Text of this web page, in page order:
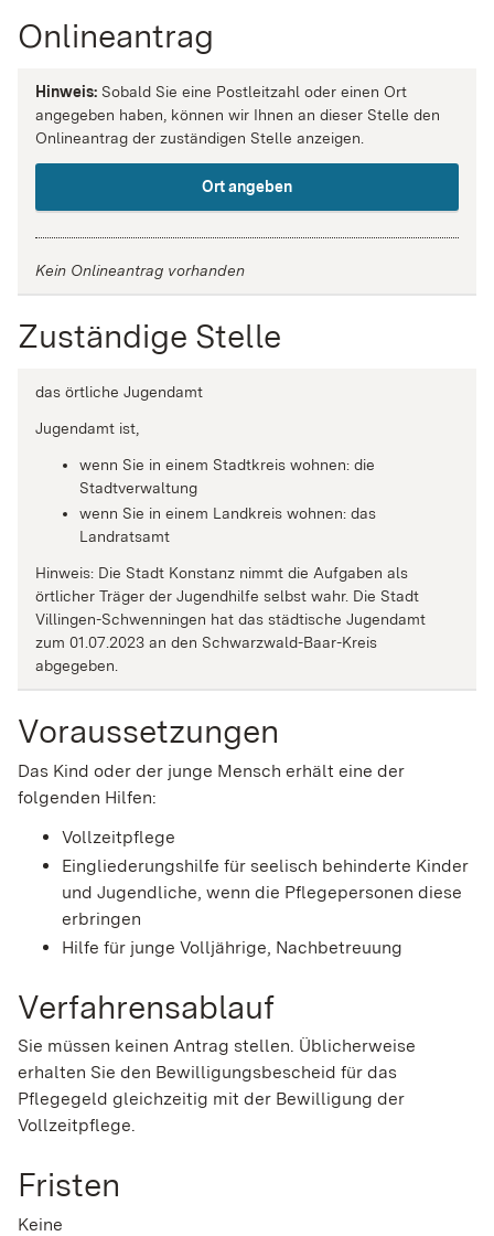
Onlineantrag
Hinweis: Sobald Sie eine Postleitzahl oder einen Ort
angegeben haben, können wir Ihnen an dieser Stelle den
Onlineantrag der zuständigen Stelle anzeigen.
Ort angeben
Kein Onlineantrag vorhanden
Zuständige Stelle
das örtliche Jugendamt
Jugendamt ist,
wenn Sie in einem Stadtkreis wohnen: die
Stadtverwaltung
wenn Sie in einem Landkreis wohnen: das
Landratsamt
Hinweis: Die Stadt Konstanz nimmt die Aufgaben als
örtlicher Träger der Jugendhilfe selbst wahr. Die Stadt
Villingen-Schwenningen hat das städtische Jugendamt
zum 01.07.2023 an den Schwarzwald-Baar-Kreis
abgegeben.
Voraussetzungen
Das Kind oder der junge Mensch erhält eine der
folgenden Hilfen:
Vollzeitpflege
Eingliederungshilfe für seelisch behinderte Kinder
und Jugendliche, wenn die Pflegepersonen diese
erbringen
Hilfe für junge Volljährige, Nachbetreuung
Verfahrensablauf
Sie müssen keinen Antrag stellen. Üblicherweise
erhalten Sie den Bewilligungsbescheid für das
Pflegegeld gleichzeitig mit der Bewilligung der
Vollzeitpflege.
Fristen
Keine